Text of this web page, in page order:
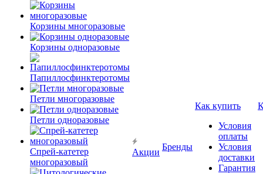
Корзины многоразовые
Корзины одноразовые
Папиллосфинктеротомы
Петли многоразовые
Петли одноразовые
Спрей-катетер
многоразовый
Акции
Бренды
Как купить
Условия
оплаты
Условия
доставки
Гарантия